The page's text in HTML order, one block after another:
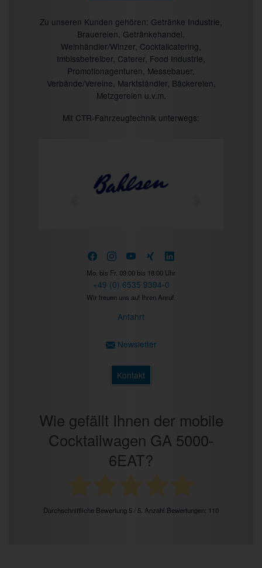
Zu unseren Kunden gehören: Getränke Industrie,
Brauereien, Getränkehandel,
Weinhändler/Winzer, Cocktailcatering,
Imbissbetreiber, Caterer, Food Industrie,
Promotionagenturen, Messebauer,
Verbände/Vereine, Marktständler, Bäckereien,
Metzgereien u.v.m.
Mit CTR-Fahrzeugtechnik unterwegs:
Mo. bis Fr. 09:00 bis 18:00 Uhr
+49 (0) 6535 9394-0
Wir freuen uns auf Ihren Anruf.
Anfahrt
Newsletter
Kontakt
Wie gefällt Ihnen der mobile
Cocktailwagen GA 5000-
6EAT?
Durchschnittliche Bewertung 5/ 5. Anzahl Bewertungen: 110